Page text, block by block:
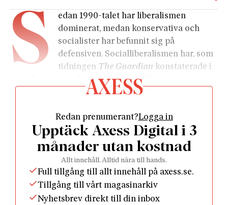
S
edan 1990-talet har liberalismen
dominerat, medan konservativa och
socialister har befunnit sig på
defensiven. Socialliberalismen har, som
tidningen The Guardian konstaterade i
en ledare under slutet av året (30/12), segrat i
kulturkriget, medan högerliberaler vunnit den
tolerans och mångkultur, kombinerad med
avregleringar, skattesänkningar, privatiseringar och
frihandel. Framgångsrika politiska partier – som
Blairs New Labour och Reinfeldts Nya moderater –
har vunnit val genom att röra sig mot mitten.
Denna karta gäller inte längre. Idag finns den
politiska energin på kanterna, i form av höger-
Redan prenumerant?Logga in
Upptäck Axess Digital i 3
månader utan kostnad
Allt innehåll. Alltid nära till hands.
Full tillgång till allt innehåll på axess.se.
Tillgång till vårt magasinarkiv
Nyhetsbrev direkt till din inbox